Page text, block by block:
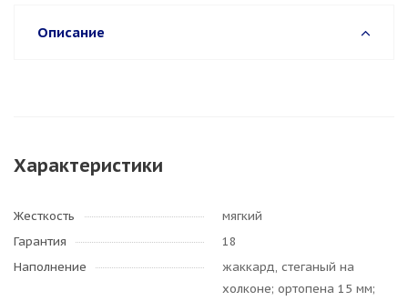
Описание
Характеристики
Жесткость
мягкий
Гарантия
18
Наполнение
жаккард, стеганый на
холконе; ортопена 15 мм;